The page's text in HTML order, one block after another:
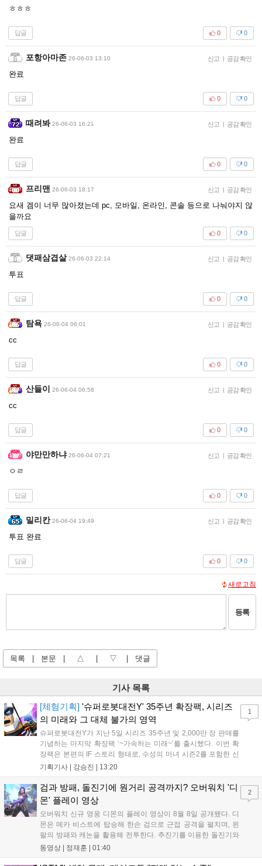
ㅎㅎㅎ
답글 0
0
포항아마존 26-06-03 13:10 신고 | 공감 확인
완료
답글 0
0
때려봐 26-06-03 16:21 신고 | 공감 확인
완료
답글 0
0
프리맨 26-06-03 18:17 신고 | 공감 확인
요새 겜이 너무 많아졌는데 pc, 모바일, 온라인, 콘솔 등으로 나눠야지 않
을까요
답글 0
0
댓패삼겹살 26-06-03 22:14 신고 | 공감 확인
투표
답글 0
0
탐욕 26-06-04 06:01 신고 | 공감 확인
cc
답글 0
0
산들이 26-06-04 06:58 신고 | 공감 확인
cc
답글 0
0
야만만하냐 26-06-04 07:21 신고 | 공감 확인
ㅇㄹ
답글 0
0
밀리칸 26-06-04 19:49 신고 | 공감 확인
투표 완료
답글 0
0
새로고침
등록
목록 본문 △ ▽ 댓글
기사 목록
[체험기획] '슈퍼로봇대전Y' 35주년 확장팩, 시리즈
의 미래와 그 대체 불가의 영역
슈퍼로봇대전Y가 지난 5일 시리즈 35주년 및 2,000만 장 판매를
기념하는 마지막 확장팩 ‘~가속하는 미래~’를 출시했다. 이번 확
장팩은 본편의 IF 스토리 형태로, 수성의 마녀 시즌2를 포함한 신
규 참전작과 크로스오버 합체기를 선보이며 작품을 완결 짓는다.
하는 몰입감 있는 서사와 조합을 구현하며 시리즈의 미래를 향한
새로운 가능성을 제시했다....
기획기사 | 강승진 | 13:20
1
검과 방패, 돌진기에 원거리 공격까지? 오버워치 '디
몬' 플레이 영상
오버워치 신규 영웅 디몬의 플레이 영상이 8월 8일 공개됐다. 디
몬은 메카 비스트에 탑승해 한손 검으로 근접 공격을 펼치며, 왼
팔의 방패와 캐논을 활용해 전투한다. 추진기를 이용한 돌진기와
참격 형태의 궁극기를 보유했고, 메카 파괴 시 맨몸으로 기관총을
동영상 | 정재훈 | 01:40
2